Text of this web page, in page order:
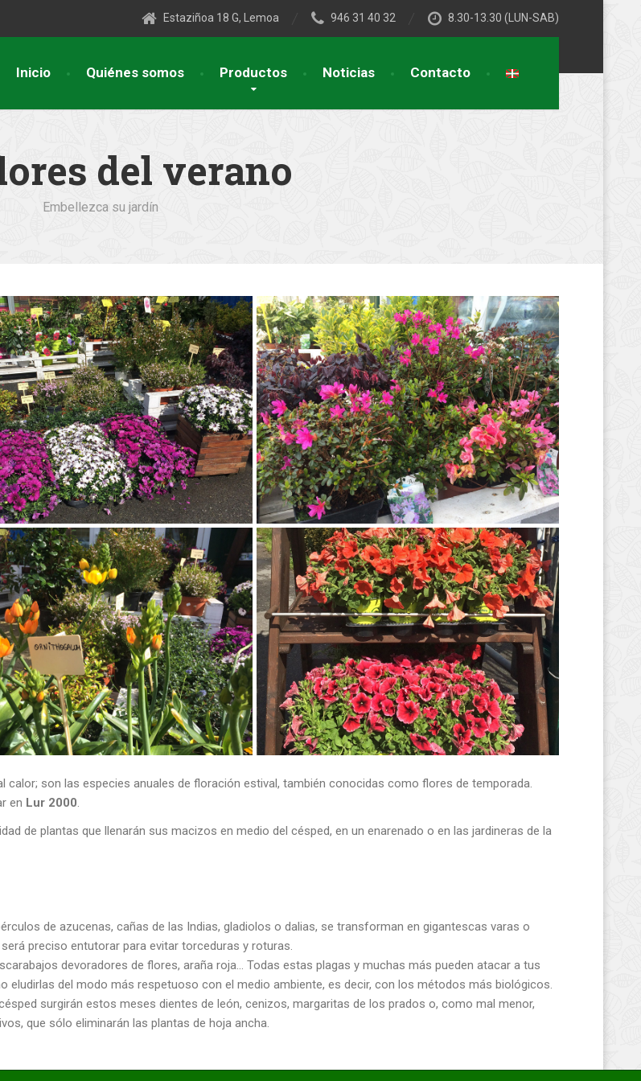
Estaziñoa 18 G, Lemoa 946 31 40 32 8.30-13.30 (LUN-SAB)
Inicio Quiénes somos Productos Noticias Contacto
del verano
Embellezca su jardín
son las especies anuales de floración estival, también conocidas como flores de temporada.
en Lur 2000
de plantas que llenarán sus macizos en medio del césped, en un enarenado o en las jardineras de la
de azucenas, cañas de las Indias, gladiolos o dalias, se transforman en gigantescas varas o
preciso entutorar para evitar torceduras y roturas.
devoradores de flores, araña roja… Todas estas plagas y muchas más pueden atacar a tus
eludirlas del modo más respetuoso con el medio ambiente, es decir, con los métodos más biológicos.
surgirán estos meses dientes de león, cenizos, margaritas de los prados o, como mal menor,
que sólo eliminarán las plantas de hoja ancha.